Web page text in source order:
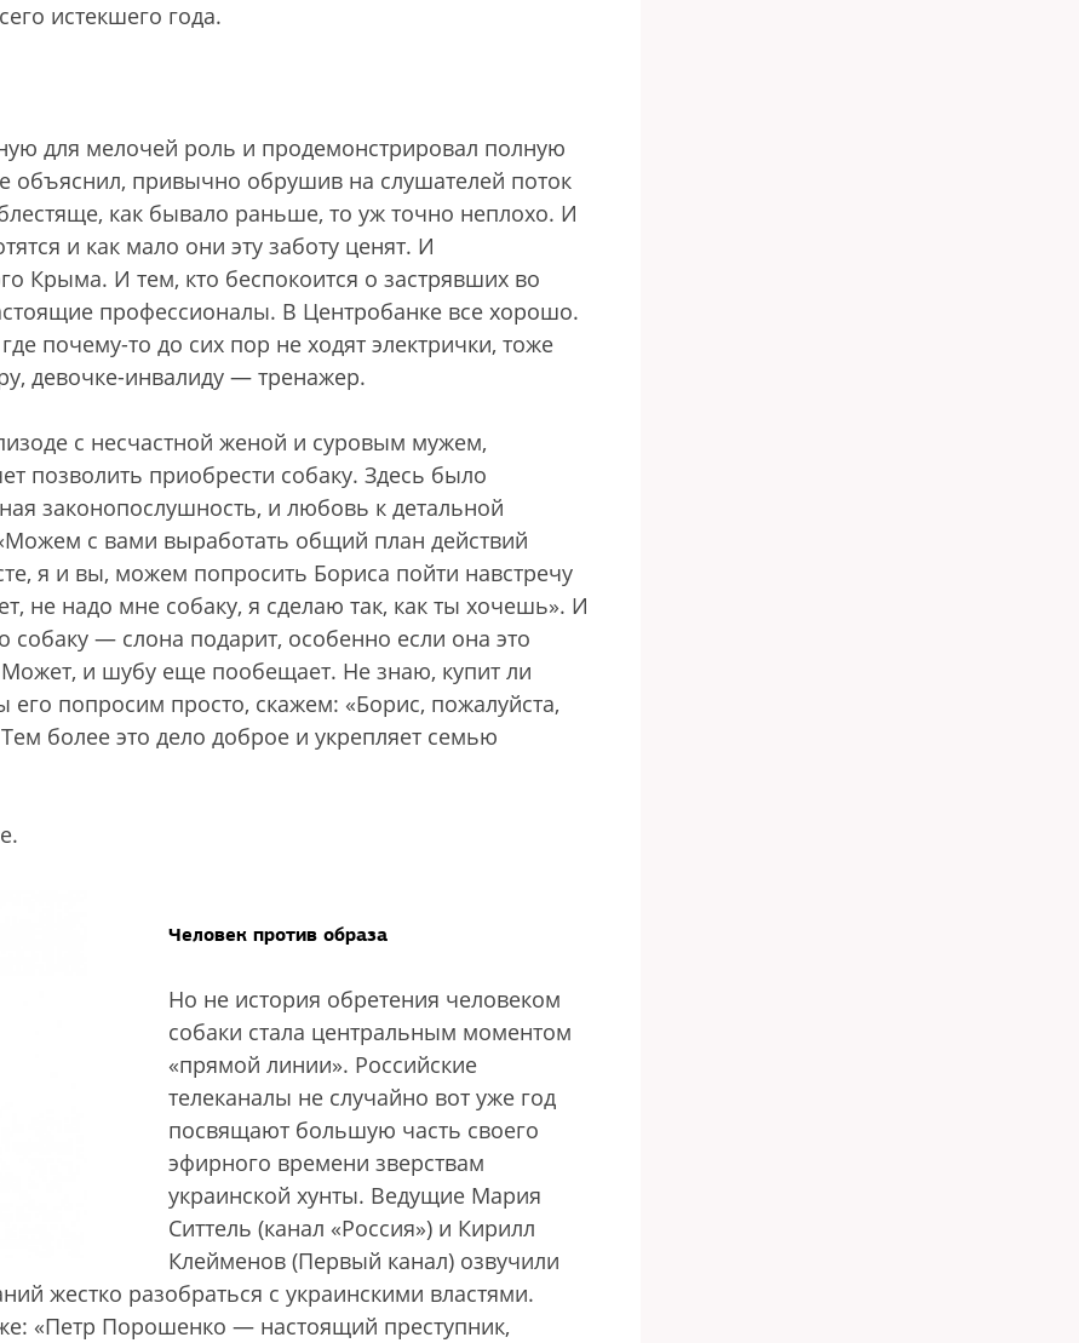
истекшего года.
для мелочей роль и продемонстрировал полную
объяснил, привычно обрушив на слушателей поток
как бывало раньше, то уж точно неплохо. И
и как мало они эту заботу ценят. И
Крыма. И тем, кто беспокоится о застрявших во
профессионалы. В Центробанке все хорошо.
почему-то до сих пор не ходят электрички, тоже
девочке-инвалиду — тренажер.
с несчастной женой и суровым мужем,
позволить приобрести собаку. Здесь было
законопослушность, и любовь к детальной
с вами выработать общий план действий
я и вы, можем попросить Бориса пойти навстречу
не надо мне собаку, я сделаю так, как ты хочешь». И
собаку — слона подарит, особенно если она это
и шубу еще пообещает. Не знаю, купит ли
попросим просто, скажем: «Борис, пожалуйста,
более это дело доброе и укрепляет семью
Человек против образа
Но не история обретения человеком
собаки стала центральным моментом
«прямой линии». Российские
телеканалы не случайно вот уже год
посвящают большую часть своего
эфирного времени зверствам
украинской хунты. Ведущие Мария
Ситтель (канал «Россия») и Кирилл
Клейменов (Первый канал) озвучили
жестко разобраться с украинскими властями.
«Петр Порошенко — настоящий преступник,